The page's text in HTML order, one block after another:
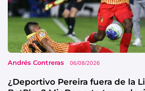
Andrés Contreras 06/08/2026
¿Deportivo Pereira fuera de la